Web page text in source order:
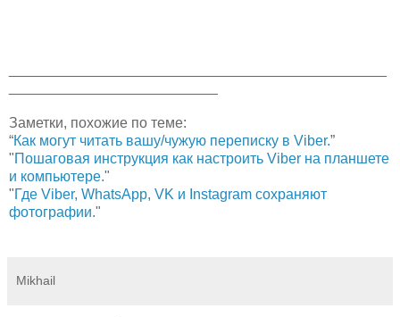
Заметки, похожие по теме:
“Как могут читать вашу/чужую переписку в Viber.”
"Пошаговая инструкция как настроить Viber на планшете
и компьютере."
"Где Viber, WhatsApp, VK и Instagram сохраняют
фотографии."
Mikhail